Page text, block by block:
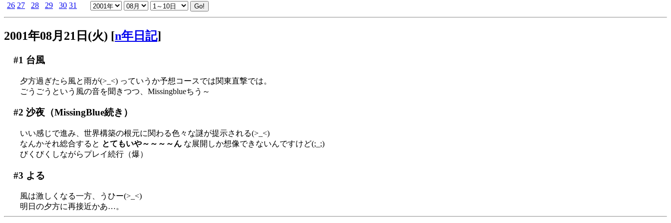
26 27 28 29 30 31
2001年08月21日(火) [n年日記]
#1 台風
夕方過ぎたら風と雨が(>_<) っていうか予想コースでは関東直撃では。
ごうごうという風の音を聞きつつ、Missingblueちう～
#2 沙夜（MissingBlue続き）
いい感じで進み、世界構築の根元に関わる色々な謎が提示される(>_<)
なんかそれ総合すると とてもいや～～～～ん な展開しか想像できないんですけど(;_;)
びくびくしながらプレイ続行（爆）
#3 よる
風は激しくなる一方、うひー(>_<)
明日の夕方に再接近かあ…。